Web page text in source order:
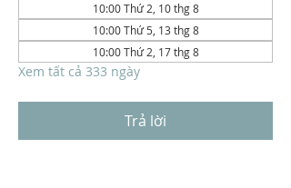
10:00 Thứ 2, 10 thg 8
10:00 Thứ 5, 13 thg 8
10:00 Thứ 2, 17 thg 8
Xem tất cả 333 ngày
Trả lời